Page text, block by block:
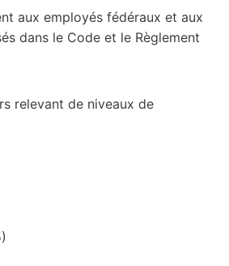
aux employés fédéraux et aux
dans le Code et le Règlement
relevant de niveaux de